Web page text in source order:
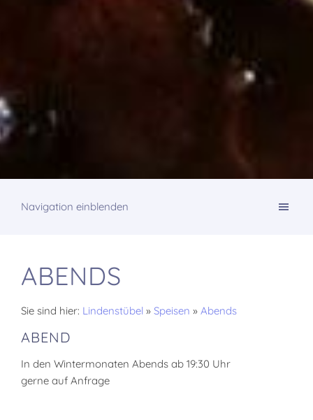
Navigation einblenden
ABENDS
Sie sind hier: Lindenstübel » Speisen » Abends
ABEND
In den Wintermonaten Abends ab 19:30 Uhr
gerne auf Anfrage